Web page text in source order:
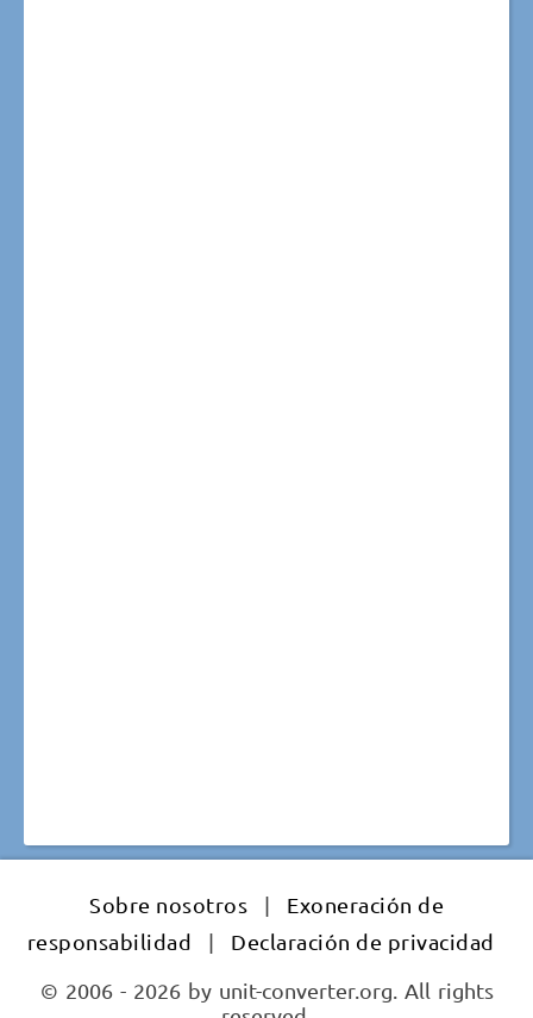
Sobre nosotros |
Exoneración de
responsabilidad
|
Declaración de privacidad
© 2006 - 2026 by unit-converter.org. All rights